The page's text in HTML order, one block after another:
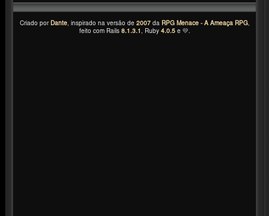
Criado por Dante, inspirado na versão de 2007 da RPG Menace - A Ameaça RPG,
feito com Rails 8.1.3.1 , Ruby 4.0.5e 💛.